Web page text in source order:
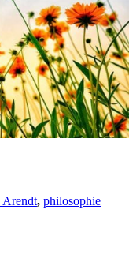
Arendt, philosophie